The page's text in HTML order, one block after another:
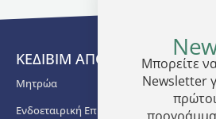
ΚΕΔΙΒΙΜ ΑΠΘ
Μητρώα
Ενδοεταιρική Επιμόρφωση
Μπορείτε
Newsletter